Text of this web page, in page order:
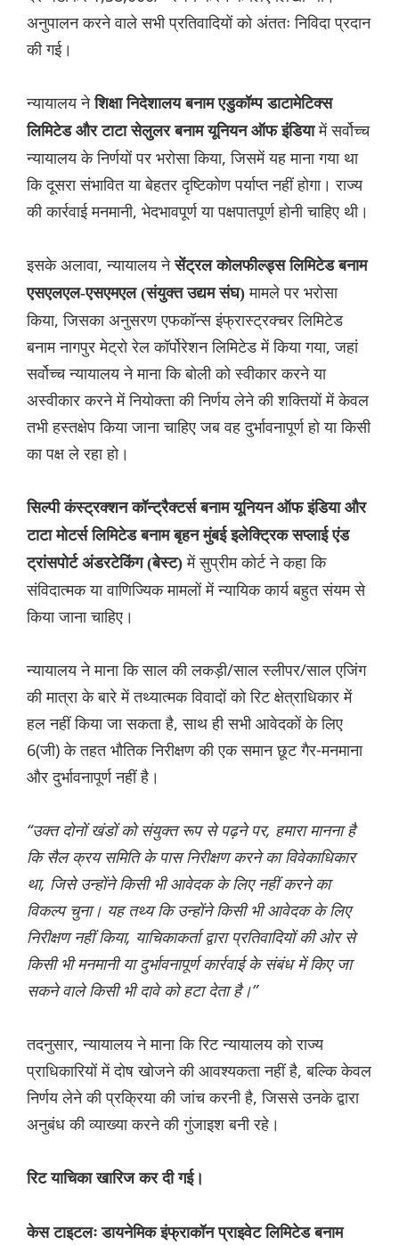
अनुपालन करने वाले सभी प्रतिवादियों को अंततः निविदा प्रदान
की गई।
न्यायालय नेशिक्षा निदेशालय बनाम एडुकॉम्प डाटामेटिक्स
लिमिटेड और टाटा सेलुलर बनाम यूनियन ऑफ इंंडियामें सर्वोच्च
न्यायालय के निर्णयों पर भरोसा किया, जिसमें यह माना गया था
कि दूसरा संभावित या बेहतर दृष्टिकोण पर्याप्त नहीं होगा। राज्य
की कार्रवाई मनमानी, भेदभावपूर्ण या पक्षपातपूर्ण होनी चाहिए थी।
इसके अलावा, न्यायालय नेसेंट्रल कोलफील्ड्स लिमिटेड बनाम
एसएलएल-एसएमएल (संयुक्त उद्यम संघ)मामले पर भरोसा
किया, जिसका अनुसरण एफकॉन्स इंफ्रास्ट्रक्चर लिमिटेड
बनाम नागपुर मेट्रो रेल कॉर्पोरेशन लिमिटेड में किया गया, जहां
सर्वोच्च न्यायालय ने माना कि बोली को स्वीकार करने या
अस्वीकार करने में नियोक्ता की निर्णय लेने की शक्तियों में केवल
तभी हस्तक्षेप किया जाना चाहिए जब वह दुर्भावनापूर्ण हो या किसी
का पक्ष ले रहा हो।
सिल्पी कंस्ट्रक्शन कॉन्ट्रैक्टर्स बनाम यूनियन ऑफ इंडिया और
टाटा मोटर्स लिमिटेड बनाम बृहन मुंबई इलेक्ट्रिक सप्लाई एंड
ट्रांसपोर्ट अंडरटेकिंग (बेस्ट)में सुप्रीम कोर्ट ने कहा कि
संविदात्मक या वाणिज्यिक मामलों में न्यायिक कार्य बहुत संयम से
किया जाना चाहिए।
न्यायालय ने माना कि साल की लकड़ी/साल स्लीपर/साल एजिंग
की मात्रा के बारे में तथ्यात्मक विवादों को रिट क्षेत्राधिकार में
हल नहीं किया जा सकता है, साथ ही सभी आवेदकों के लिए
6(जी) के तहत भौतिक निरीक्षण की एक समान छूट गैर-मनमाना
और दुर्भावनापूर्ण नहीं है।
“उक्त दोनों खंडों को संयुक्त रूप से पढ़ने पर, हमारा मानना ​​है
कि सैल क्रय समिति के पास निरीक्षण करने का विवेकाधिकार
था, जिसे उन्होंने किसी भी आवेदक के लिए नहीं करने का
विकल्प चुना। यह तथ्य कि उन्होंने किसी भी आवेदक के लिए
निरीक्षण नहीं किया, याचिकाकर्ता द्वारा प्रतिवादियों की ओर से
किसी भी मनमानी या दुर्भावनापूर्ण कार्रवाई के संबंध में किए जा
सकने वाले किसी भी दावे को हटा देता है।”
तदनुसार, न्यायालय ने माना कि रिट न्यायालय को राज्य
प्राधिकारियों में दोष खोजने की आवश्यकता नहीं है, बल्कि केवल
निर्णय लेने की प्रक्रिया की जांच करनी है, जिससे उनके द्वारा
अनुबंध की व्याख्या करने की गुंजाइश बनी रहे।
रिट याचिका खारिज कर दी गई।
केस टाइटलः डायनेमिक इंफ्राकॉन प्राइवेट लिमिटेड बनाम